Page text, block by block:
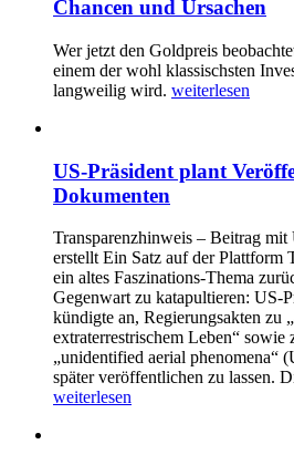
Chancen und Ursachen
Wer jetzt den Goldpreis
einem der wohl klassischsten
langweilig wird. weiterlesen
US-Präsident plant
Dokumenten
Transparenzhinweis – Beitrag
erstellt Ein Satz auf der Plattform
ein altes Faszinations-Thema
Gegenwart zu katapultieren: US-
kündigte an, Regierungsakten zu
extraterrestrischem Leben“ sowie
„unidentified aerial phenomena“
später veröffentlichen zu lassen.
weiterlesen